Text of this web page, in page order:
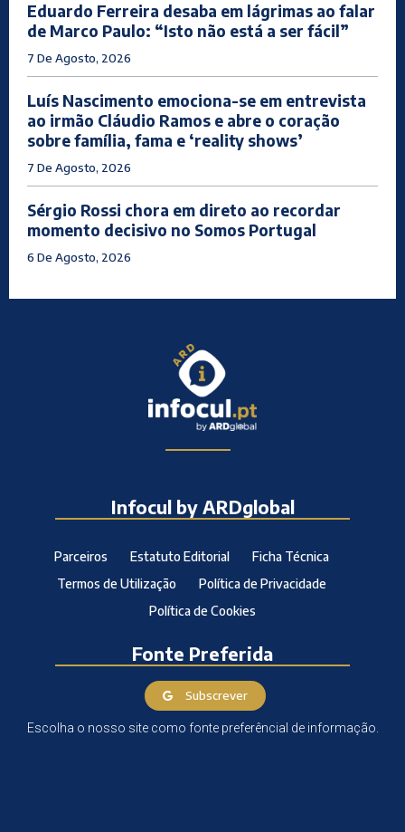
Eduardo Ferreira desaba em lágrimas ao falar
de Marco Paulo: “Isto não está a ser fácil”
7 De Agosto, 2026
Luís Nascimento emociona-se em entrevista
ao irmão Cláudio Ramos e abre o coração
sobre família, fama e ‘reality shows’
7 De Agosto, 2026
Sérgio Rossi chora em direto ao recordar
momento decisivo no Somos Portugal
6 De Agosto, 2026
Infocul by ARDglobal
Parceiros Estatuto Editorial
Ficha Técnica
Termos de Utilização
Política de Privacidade
Política de Cookies
Fonte Preferida
Subscrever
Escolha o nosso site como fonte preferêncial de informação.